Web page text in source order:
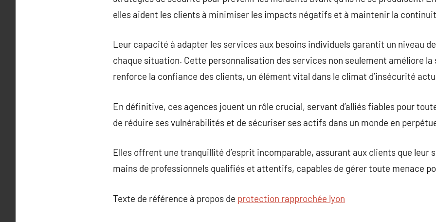
elles aident les clients à minimiser les impacts négatifs et à maintenir la
Leur capacité à adapter les services aux besoins individuels garantit un niveau
chaque situation. Cette personnalisation des services non seulement améliore
renforce la confiance des clients, un élément vital dans le climat d’insécurité
En définitive, ces agences jouent un rôle crucial, servant d’alliés fiables pour
de réduire ses vulnérabilités et de sécuriser ses actifs dans un monde en
Elles offrent une tranquillité d’esprit incomparable, assurant aux clients que leur
mains de professionnels qualifiés et attentifs, capables de gérer toute menace
Texte de référence à propos de protection rapprochée lyon